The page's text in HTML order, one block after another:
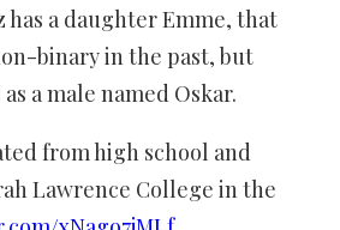
has a daughter Emme, that
binary in the past, but
a male named Oskar.
from high school and
Lawrence College in the